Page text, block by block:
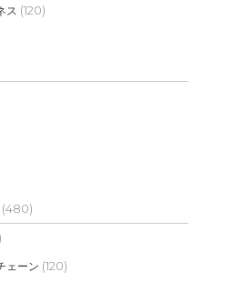
ス (120)
(480)
ェーン (120)